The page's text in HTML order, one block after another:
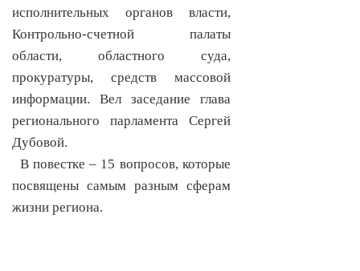
исполнительных органов власти,
Контрольно-счетной палаты
области, областного суда,
прокуратуры, средств массовой
информации. Вел заседание глава
регионального парламента Сергей
Дубовой.
В повестке – 15 вопросов, которые
посвящены самым разным сферам
жизни региона.